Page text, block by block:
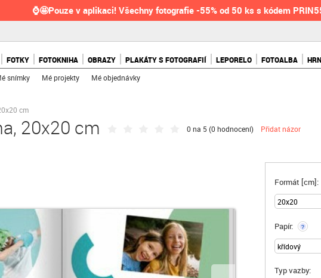
⌚🤩Pouze v aplikaci! Všechny fotografie -55% od 50 ks s kódem
FOTKY FOTOKNIHA OBRAZY PLAKÁTY S FOTOGRAFIÍ LEPORELO FOTOALBA
snímky Mé projekty Mé objednávky
cm
20x20 cm 0 na 5 (0 hodnocení) Přidat názor
Formát [cm]:
Papír: ?
Typ vazby: